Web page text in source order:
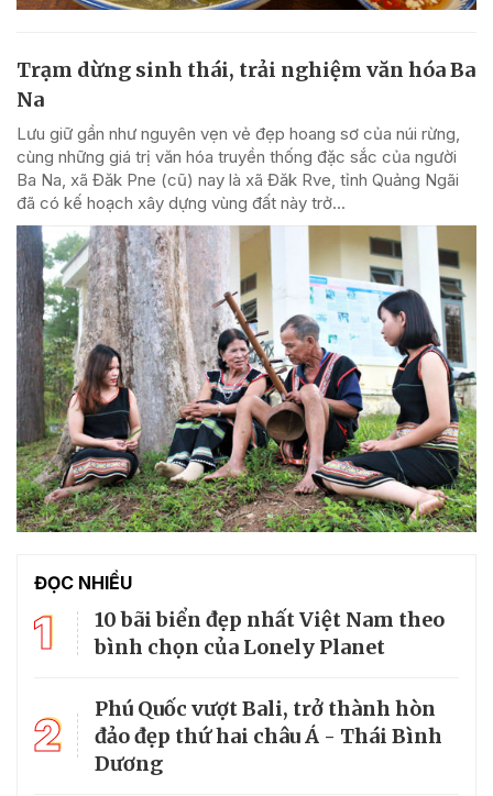
Trạm dừng sinh thái, trải nghiệm văn hóa Ba
Na
Lưu giữ gần như nguyên vẹn vẻ đẹp hoang sơ của núi rừng,
cùng những giá trị văn hóa truyền thống đặc sắc của người
Ba Na, xã Đăk Pne (cũ) nay là xã Đăk Rve, tỉnh Quảng Ngãi
đã có kế hoạch xây dựng vùng đất này trở...
ĐỌC NHIỀU
1
10 bãi biển đẹp nhất Việt Nam theo
bình chọn của Lonely Planet
2
Phú Quốc vượt Bali, trở thành hòn
đảo đẹp thứ hai châu Á - Thái Bình
Dương